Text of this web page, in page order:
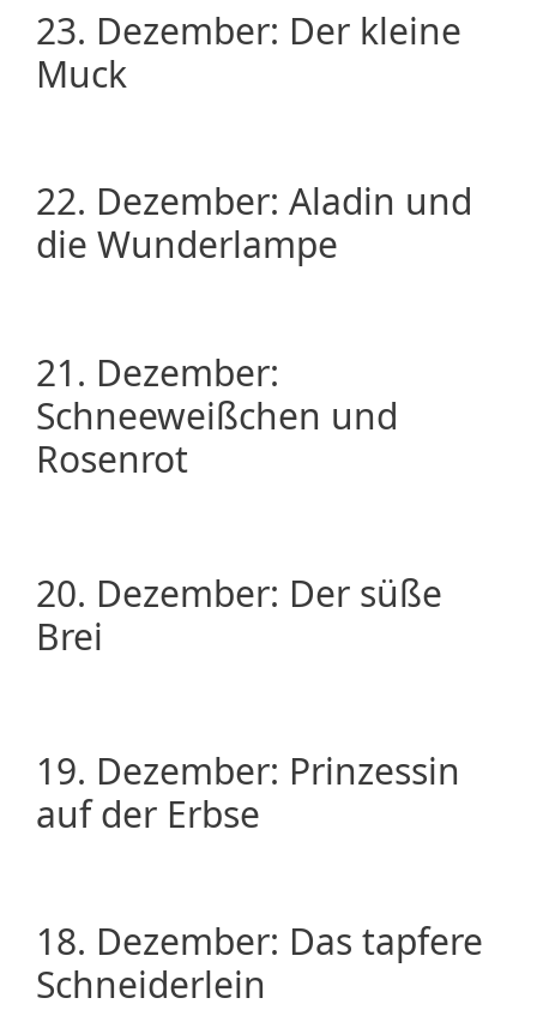
23. Dezember: Der kleine
Muck
22. Dezember: Aladin und
die Wunderlampe
21. Dezember:
Schneeweißchen und
Rosenrot
20. Dezember: Der süße
Brei
19. Dezember: Prinzessin
auf der Erbse
18. Dezember: Das tapfere
Schneiderlein